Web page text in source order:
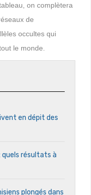
on complètera
de
occultes qui
le monde.
en dépit des
quels résultats à
plongés dans